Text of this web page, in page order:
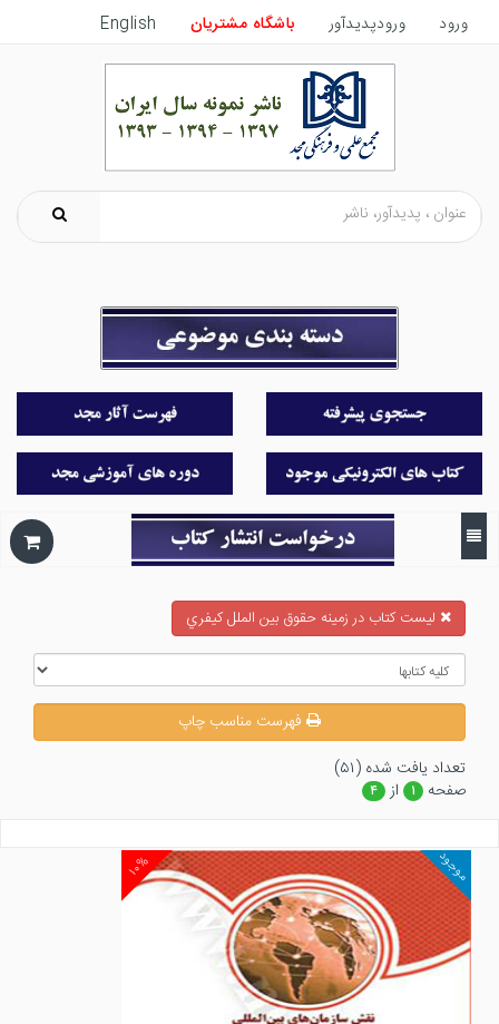
ورود ورودپدیدآور باشگاه مشتریان English
ليست كتاب در زمينه حقوق بين الملل كيفري
فهرست مناسب چاپ
تعداد يافت شده (۵۱)
صفحه
۱ از ۴
۱۰% موجود